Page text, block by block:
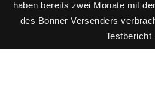
haben bereits zwei Monate mit
des Bonner Versenders
Testbericht